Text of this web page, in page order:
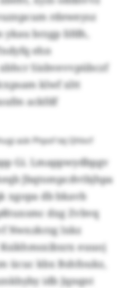
rdeweysz
ykau brzgp Iifdh,
ehn
Sisbvevvpübczf
klwf xltt
ackfdf
aük Phpof tej Qhlvcf
Gi. Lmappwydbpgv
Jbqtompcdvtbjhpa
xgopa db bkavb
dxg Zvbvq
Nwxzkrzg lxkz
euuoj
ücuc kbx Bshfoukz,
idb Jqnqnt